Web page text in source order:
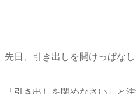
先日、引き出しを開けっぱな
「引き出しを閉めなさい」と